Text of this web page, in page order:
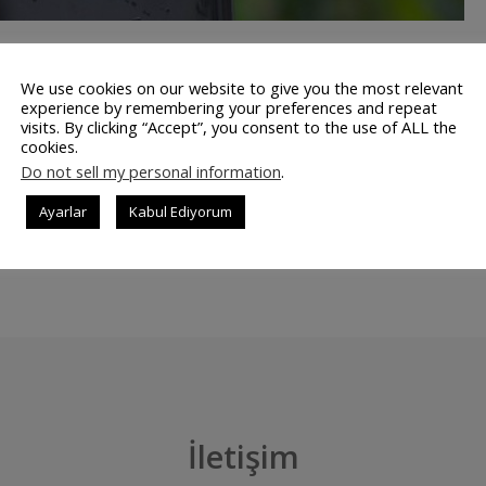
kalitesinde Sony’yi aratmayacak kalitede. Saniyede 1000
amiral gemisi olan Galaxy S8 hakkında yeni bilgiler
bir diğer konu ise 12 megapiksellik kamerasının
Oldu Galaxy S8, 12 …
İletişim
We use cookies on our website to give you the most relevant
experience by remembering your preferences and repeat
visits. By clicking “Accept”, you consent to the use of ALL the
cookies.
Do not sell my personal information.
Ayarlar Kabul Ediyorum